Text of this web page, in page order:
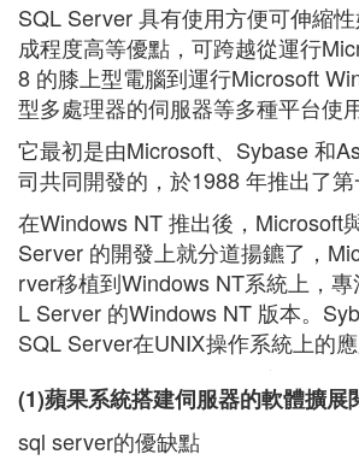
SQL Server 具有使用方便可伸縮
成程度高等優點，可跨越從運行
8 的膝上型電腦到運行Microsoft
型多處理器的伺服器等多種平台使用
它最初是由Microsoft、Sybase 和
司共同開發的，於1988 年推出了第
在Windows NT 推出後，Microsoft
Server 的開發上就分道揚鑣了，
rver移植到Windows NT系統上，
L Server 的Windows NT 版本。
SQL Server在UNⅨ操作系統上的應
(1)蘋果系統搭建伺服器的軟體擴展
sql server的優缺點